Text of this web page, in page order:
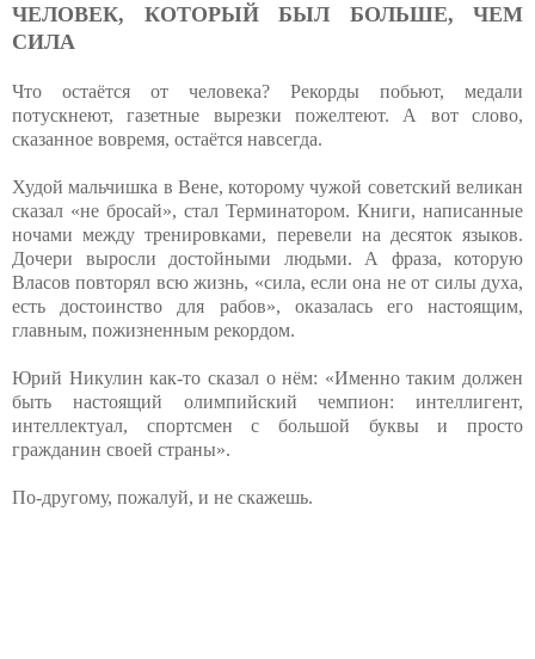
ЧЕЛОВЕК, КОТОРЫЙ БЫЛ БОЛЬШЕ, ЧЕМ
СИЛА
Что остаётся от человека? Рекорды побьют, медали
потускнеют, газетные вырезки пожелтеют. А вот слово,
сказанное вовремя, остаётся навсегда.
Худой мальчишка в Вене, которому чужой советский великан
сказал «не бросай», стал Терминатором. Книги, написанные
ночами между тренировками, перевели на десяток языков.
Дочери выросли достойными людьми. А фраза, которую
Власов повторял всю жизнь, «сила, если она не от силы духа,
есть достоинство для рабов», оказалась его настоящим,
главным, пожизненным рекордом.
Юрий Никулин как-то сказал о нём: «Именно таким должен
быть настоящий олимпийский чемпион: интеллигент,
интеллектуал, спортсмен с большой буквы и просто
гражданин своей страны».
По-другому, пожалуй, и не скажешь.